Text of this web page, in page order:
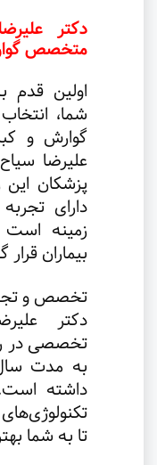
دکتر
متخصص
اولین قدم
شما،
گوارش و
علیرضا
پزشکان
دارای
زمینه است
بیماران
تخصص و
دکتر
تخصصی در
به مدت
داشته
تا به شما